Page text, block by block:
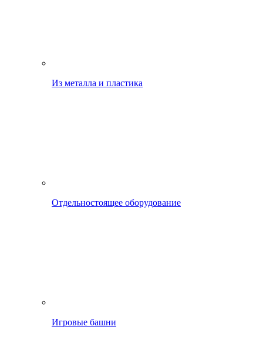
Из металла и пластика
Отдельностоящее оборудование
Игровые башни